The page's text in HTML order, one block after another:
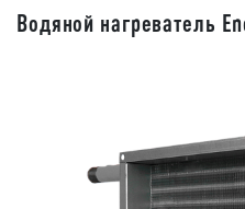
Водяной нагреватель